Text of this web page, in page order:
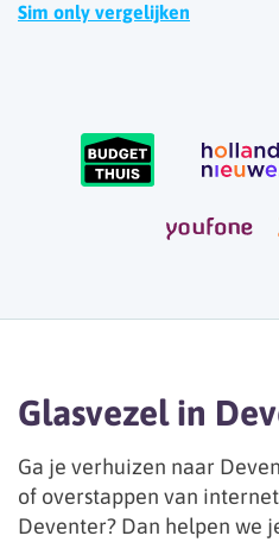
Sim only vergelijken
Glasvezel in
Ga je verhuizen naar
of overstappen van
Deventer? Dan helpen we